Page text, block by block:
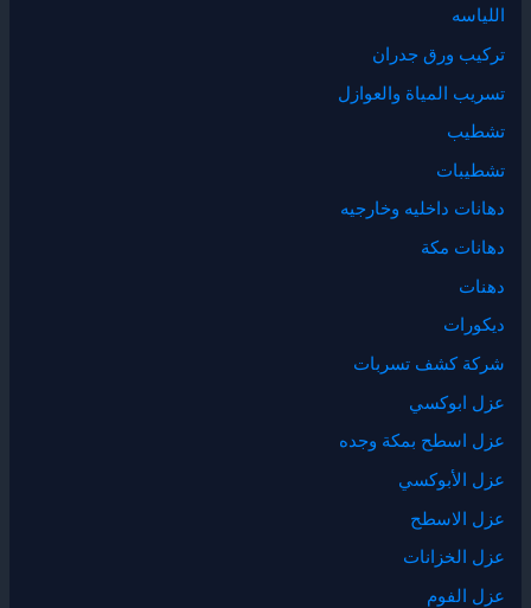
اللياسه
تركيب ورق جدران
تسريب المياة والعوازل
تشطيب
تشطيبات
دهانات داخليه وخارجيه
دهانات مكة
دهنات
ديكورات
شركة كشف تسربات
عزل ابوكسي
عزل اسطح بمكة وجده
عزل الأبوكسي
عزل الاسطح
عزل الخزانات
عزل الفوم